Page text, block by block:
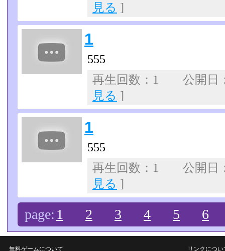
見る ]
1
555
再生回数：1 公開
見る ]
1
555
再生回数：1 公開
見る ]
page: 1 2 3 4 5 6
無料ゲームについて リンクについ